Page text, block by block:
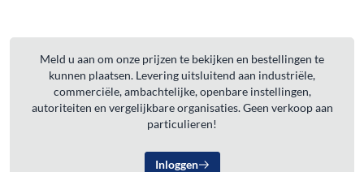
Meld u aan om onze prijzen te bekijken en bestellingen te
kunnen plaatsen. Levering uitsluitend aan industriële,
commerciële, ambachtelijke, openbare instellingen,
autoriteiten en vergelijkbare organisaties. Geen verkoop aan
particulieren!
Inloggen